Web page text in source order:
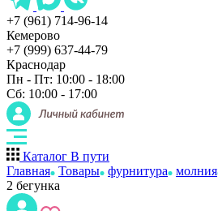
+7 (961) 714-96-14
Кемерово
+7 (999) 637-44-79
Краснодар
Пн - Пт: 10:00 - 18:00
Сб: 10:00 - 17:00
Каталог В пути
Главная Товары фурнитура молния
2 бегунка